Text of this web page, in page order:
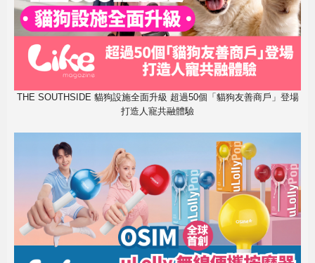
THE SOUTHSIDE 貓狗設施全面升級 超過50個「貓狗友善商戶」登場
打造人寵共融體驗